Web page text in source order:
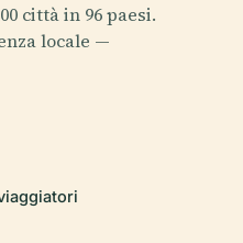
città in 96 paesi.
locale —